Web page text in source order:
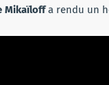
Mikaïloffa rendu un